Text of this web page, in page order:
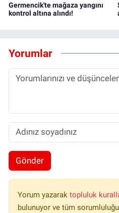
Germencik'te mağaza yangını
kontrol altına alındı!
Yorumlar
Gönder
Yorum yazarak topluluk
bulunuyor ve tüm